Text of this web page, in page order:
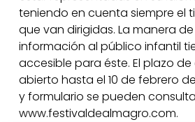
teniendo en cuenta siempre el
que van dirigidas. La manera
información al público infantil
accesible para éste. El plazo
abierto hasta el 10 de febrero
y formulario se pueden
www.festivaldealmagro.com.